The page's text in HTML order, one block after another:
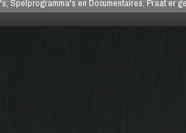
Spelprogramma's en Documentaires. Praat er